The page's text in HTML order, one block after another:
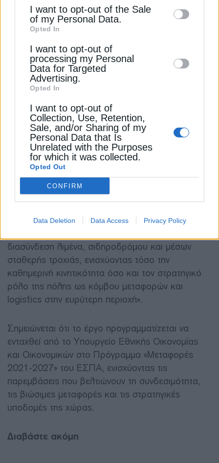
information may also be disclosed by us to
third parties on theIAB’s List of
Downstream Participants
disclose it to other third parties.
I want to opt-out of the Sale
of my Personal Data.
Opted In
I want to opt-out of
processing my Personal
Data for Targeted
Advertising.
Opted In
I want to opt-out of
Collection, Use, Retention,
Sale, and/or Sharing of my
Personal Data that Is
Unrelated with the Purposes
for which it was collected.
Opted Out
CONFIRM
Data Deletion Data Access Privacy Policy
παρεμβάσεις που βελτιώνουν την καθημερινή
μετακίνηση χιλιάδων πολιτών, ενώνουν
διαφορετικά μέσα μεταφοράς και ενισχύουν τη
λειτουργία του λιμένα. Η αξιοποίηση των
ευρωπαϊκών πόρων δεν αποτυπώνεται στα ποσά,
αλλά στα έργα που φτάνουν στους πολίτες. Με τη
μετάβαση στο επόμενο στάδιο του διαγωνισμού,
υλοποίηση, με απτό όφελος για τη Θεσσαλονίκη
και την οικονομία της ευρύτερης περιοχής».
Ο Γενικός Γραμματέας Μεταφορών,
Σακαρέτσιος, σημείωσε: «Ο Δυτικός
Προαστιακός και η σιδηροδρομική σύνδεση του
6ου Προβλήτα αποτελούν κρίσιμες παρεμβάσεις
σύγχρονο και ολοκληρωμένο μοντέλο μεταφορών.
διασύνδεση λιμένα, σιδηροδρόμου και μέσων
σταθερής τροχιάς, ενισχύοντας τόσο την
καθημερινή κινητικότητα όσο και τον στρατηγικό
ρόλο της πόλης ως κόμβου μεταφορών και
logistics στην ευρύτερη περιοχή».
Σημειώνεται ότι το έργο προγραμματίζεται να
ενταχθεί από το Υπουργείο Εθνικής Οικονομίας
και Οικονομικών στο Πρόγραμμα «Μεταφορές
2021-2027» του ΕΣΠΑ, ενισχύοντας τις
παρεμβάσεις που βελτιώνουν τη συνδεσιμότητα,
τις βιώσιμες μεταφορές και τις στρατηγικές
υποδομές της χώρας.
Διαβάστε ακόμη